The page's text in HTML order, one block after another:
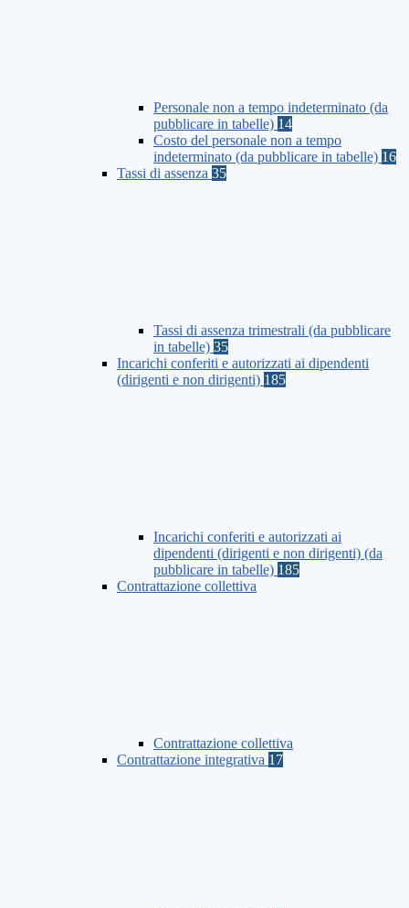
Personale non a tempo indeterminato (da
pubblicare in tabelle) 14
Costo del personale non a tempo
indeterminato (da pubblicare in tabelle) 16
Tassi di assenza 35
Tassi di assenza trimestrali (da pubblicare
in tabelle) 35
Incarichi conferiti e autorizzati ai dipendenti
(dirigenti e non dirigenti) 185
Incarichi conferiti e autorizzati ai
dipendenti (dirigenti e non dirigenti) (da
pubblicare in tabelle) 185
Contrattazione collettiva
Contrattazione collettiva
Contrattazione integrativa 17